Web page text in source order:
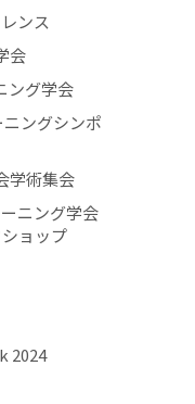
ンス
会
ング学会
ングシンポ
学術集会
ニング学会
ョップ
2024